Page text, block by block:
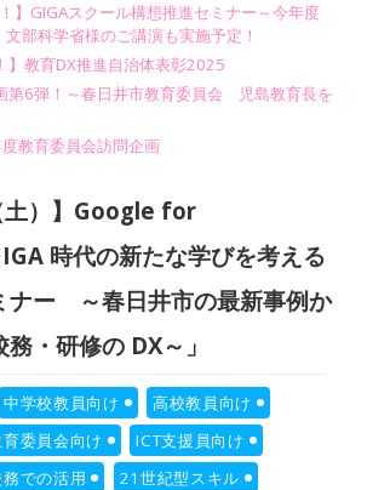
】GIGAスクール構想推進セミナー～今年度
部科学省様のご講演も実施予定！
】教育DX推進自治体表彰2025
第6弾！～春日井市教育委員会 児島教育長を
度教育委員会訪問企画
土）】Google for
時代の新たな学びを考える
ナー ～春日井市の最新事例か
・研修の DX～」
中学校教員向け
高校教員向け
委員会向け
ICT支援員向け
での活用
21世紀型スキル